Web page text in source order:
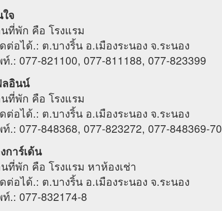
จ
ที่พัก คือ โรงแรม
อได้.: ต.บางริ้น อ.เมืองระนอง จ.ระนอง
.: 077-821100, 077-811188, 077-823399
ลอินน์
ที่พัก คือ โรงแรม
อได้.: ต.บางริ้น อ.เมืองระนอง จ.ระนอง
.: 077-848368, 077-823272, 077-848369-70
การ์เด้น
ที่พัก คือ โรงแรม หาห้องเช่า
อได้.: ต.บางริ้น อ.เมืองระนอง จ.ระนอง
.: 077-832174-8